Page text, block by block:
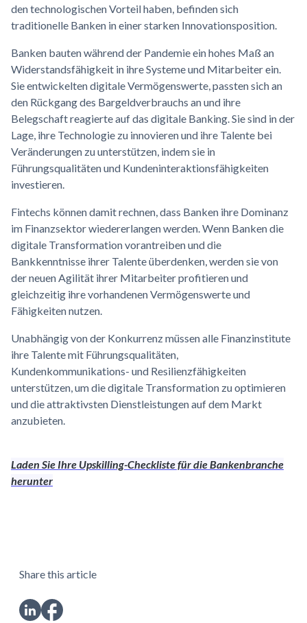
den technologischen Vorteil haben, befinden sich
traditionelle Banken in einer starken Innovationsposition.
Banken bauten während der Pandemie ein hohes Maß an
Widerstandsfähigkeit in ihre Systeme und Mitarbeiter ein.
Sie entwickelten digitale Vermögenswerte, passten sich an
den Rückgang des Bargeldverbrauchs an und ihre
Belegschaft reagierte auf das digitale Banking. Sie sind in der
Lage, ihre Technologie zu innovieren und ihre Talente bei
Veränderungen zu unterstützen, indem sie in
Führungsqualitäten und Kundeninteraktionsfähigkeiten
investieren.
Fintechs können damit rechnen, dass Banken ihre Dominanz
im Finanzsektor wiedererlangen werden. Wenn Banken die
digitale Transformation vorantreiben und die
Bankkenntnisse ihrer Talente überdenken, werden sie von
der neuen Agilität ihrer Mitarbeiter profitieren und
gleichzeitig ihre vorhandenen Vermögenswerte und
Fähigkeiten nutzen.
Unabhängig von der Konkurrenz müssen alle Finanzinstitute
ihre Talente mit Führungsqualitäten,
Kundenkommunikations- und Resilienzfähigkeiten
unterstützen, um die digitale Transformation zu optimieren
und die attraktivsten Dienstleistungen auf dem Markt
anzubieten.
Laden Sie Ihre Upskilling-Checkliste für die Bankenbranche
herunter
Share this article